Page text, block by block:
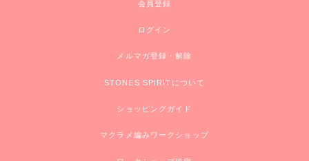
会員登録
ログイン
メルマガ登録・解除
STONES SPIRITについて
ショッピングガイド
マクラメ編みワークショップ